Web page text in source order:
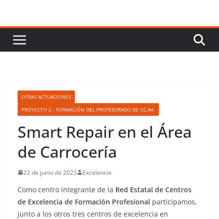
OTRAS ACTUACIONES
PROYECTO 2 - FORMACIÓN DEL PROFESORADO DE CC.AA.
Smart Repair en el Área
de Carrocería
22 de junio de 2023 Excelencia
Como centro integrante de la Red Estatal de Centros
de Excelencia de Formación Profesional participamos,
junto a los otros tres centros de excelencia en